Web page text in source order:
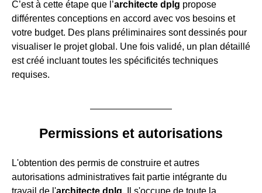
C’est à cette étape que l’architecte dplg propose
différentes conceptions en accord avec vos besoins et
votre budget. Des plans préliminaires sont dessinés pour
visualiser le projet global. Une fois validé, un plan détaillé
est créé incluant toutes les spécificités techniques
requises.
Permissions et autorisations
L'obtention des permis de construire et autres
autorisations administratives fait partie intégrante du
travail de l'architecte dplg. Il s'occupe de toute la